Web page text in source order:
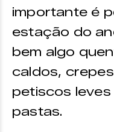
importante é
estação do
bem algo
caldos,
petiscos
pastas.